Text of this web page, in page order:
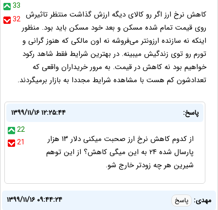
33
32 کاهش نرخ ارز اگر رو کالای دیگه ارزش گذاشت منتظر تاثیرش
روی قیمت تمام شده مسکن و بعد خود مسکن باید بود. منظور
اینکه نه سازنده ارزونتر می‌فروشه نه اون مالکی که هنوز گرانی و
تورم رو توی زندگیش میبینه. در بهترین شرایط فقط شاهد رکود
خواهیم بود نه کاهش در قیمت. به مرور خریداران واقعی که
تعدادشون کم هست با مشاهده شرایط مجددا به بازار برمیگردند.
پاسخ:
۱۳۹۹/۱۱/۱۶ ۱۲:۲۵:۴۴
22
21
از کدوم کاهش نرخ ارز صحبت میکنی دلار ۱۳ هزار
پارسال شده ۲۴ به این میگی کاهش؟ از این توهم
شیرین هر چه زودتر خارج شو.
مهدی: پاسخ ۱۳۹۹/۱۱/۱۶ ۰۹:۴۴:۲۴